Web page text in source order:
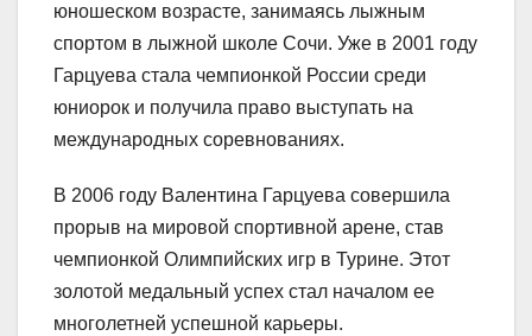
юношеском возрасте, занимаясь лыжным
спортом в лыжной школе Сочи. Уже в 2001 году
Гарцуева стала чемпионкой России среди
юниорок и получила право выступать на
международных соревнованиях.
В 2006 году Валентина Гарцуева совершила
прорыв на мировой спортивной арене, став
чемпионкой Олимпийских игр в Турине. Этот
золотой медальный успех стал началом ее
многолетней успешной карьеры.